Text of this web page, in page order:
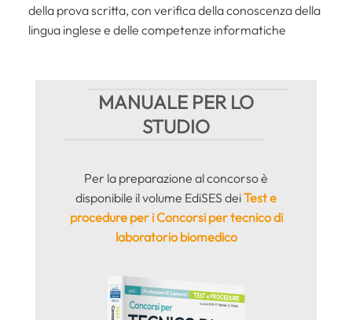
della prova scritta, con verifica della conoscenza della
lingua inglese e delle competenze informatiche
MANUALE PER LO
STUDIO
Per la preparazione al concorso è
disponibile il volume EdiSES deiTest e
procedure per i Concorsi per tecnico di
laboratorio biomedico